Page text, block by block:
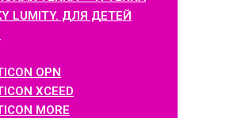
LUMITY. ДЛЯ ДЕТЕЙ
OPN
XCEED
MORE